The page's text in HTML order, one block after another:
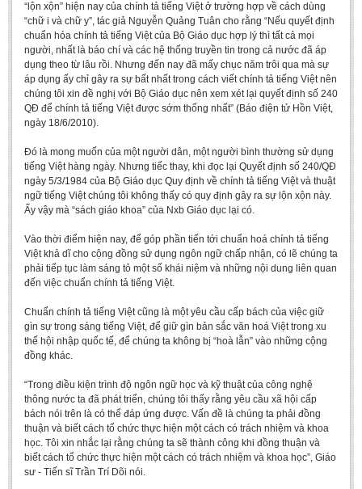
“lộn xộn” hiện nay của chính tả tiếng Việt ở trường hợp về cách dùng
“chữ i và chữ y”, tác giả Nguyễn Quảng Tuân cho rằng “Nếu quyết định
chuẩn hóa chính tả tiếng Việt của Bộ Giáo dục hợp lý thì tất cả mọi
người, nhất là báo chí và các hệ thống truyền tin trong cả nước đã áp
dụng theo từ lâu rồi. Nhưng đến nay đã mấy chục năm trôi qua mà sự
áp dụng ấy chỉ gây ra sự bất nhất trong cách viết chính tả tiếng Việt nên
chúng tôi xin đề nghị với Bộ Giáo dục nên xem xét lại quyết định số 240
QĐ để chính tả tiếng Việt được sớm thống nhất” (Báo điện tử Hồn Việt,
ngày 18/6/2010).
Đó là mong muốn của một người dân, một người bình thường sử dụng
tiếng Việt hàng ngày. Nhưng tiếc thay, khi đọc lại Quyết định số 240/QĐ
ngày 5/3/1984 của Bộ Giáo dục Quy định về chính tả tiếng Việt và thuật
ngữ tiếng Việt chúng tôi không thấy có quy định gây ra sự lộn xộn này.
Ấy vậy mà “sách giáo khoa” của Nxb Giáo dục lại có.
Vào thời điểm hiện nay, để góp phần tiến tới chuẩn hoá chính tả tiếng
Việt khả dĩ cho cộng đồng sử dụng ngôn ngữ chấp nhận, có lẽ chúng ta
phải tiếp tục làm sáng tỏ một số khái niệm và những nội dung liên quan
đến việc chuẩn chính tả tiếng Việt.
Chuẩn chính tả tiếng Việt cũng là một yêu cầu cấp bách của việc giữ
gìn sự trong sáng tiếng Việt, để giữ gìn bản sắc văn hoá Việt trong xu
thế hội nhập quốc tế, để chúng ta không bị “hoà lẫn” vào những cộng
đồng khác.
“Trong điều kiện trình độ ngôn ngữ học và kỹ thuật của công nghệ
thông nước ta đã phát triển, chúng tôi thấy rằng yêu cầu xã hội cấp
bách nói trên là có thể đáp ứng được. Vấn đề là chúng ta phải đồng
thuận và biết cách tổ chức thực hiện một cách có trách nhiệm và khoa
học. Tôi xin nhắc lại rằng chúng ta sẽ thành công khi đồng thuận và
biết cách tổ chức thực hiện một cách có trách nhiệm và khoa học”, Giáo
sư - Tiến sĩ Trần Trí Dõi nói.